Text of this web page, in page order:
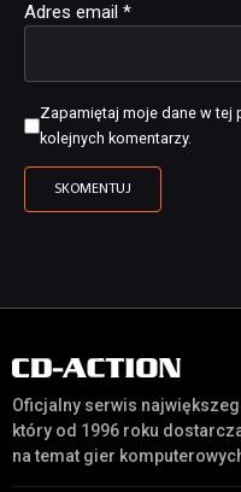
Adres email *
Zapamiętaj moje dane w
kolejnych komentarzy.
Oficjalny serwis
który od 1996 roku
na temat gier